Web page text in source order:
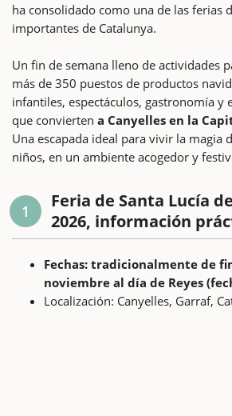
ha consolidado como una de las ferias
importantes de Catalunya.
Un fin de semana lleno de actividades
más de 350 puestos de productos
infantiles, espectáculos, gastronomía y
que convierten a Canyelles en la
Una escapada ideal para vivir la magia
niños, en un ambiente acogedor y
1
Feria de Santa Lucía
2026, información
Fechas: tradicionalmente de
noviembre al día de Reyes
Localización: Canyelles, Garraf,